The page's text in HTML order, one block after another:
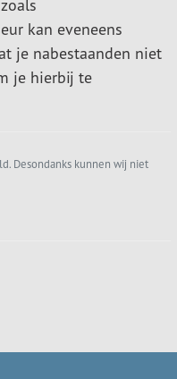
kan eveneens
je nabestaanden niet
je hierbij te
Desondanks kunnen wij niet